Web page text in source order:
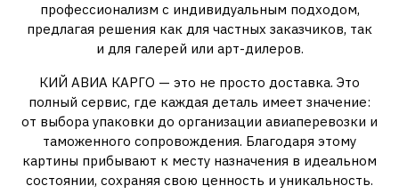
профессионализм с индивидуальным подходом,
предлагая решения как для частных заказчиков, так
и для галерей или арт-дилеров.
КИЙ АВИА КАРГО — это не просто доставка. Это
полный сервис, где каждая деталь имеет значение:
от выбора упаковки до организации авиаперевозки и
таможенного сопровождения. Благодаря этому
картины прибывают к месту назначения в идеальном
состоянии, сохраняя свою ценность и уникальность.